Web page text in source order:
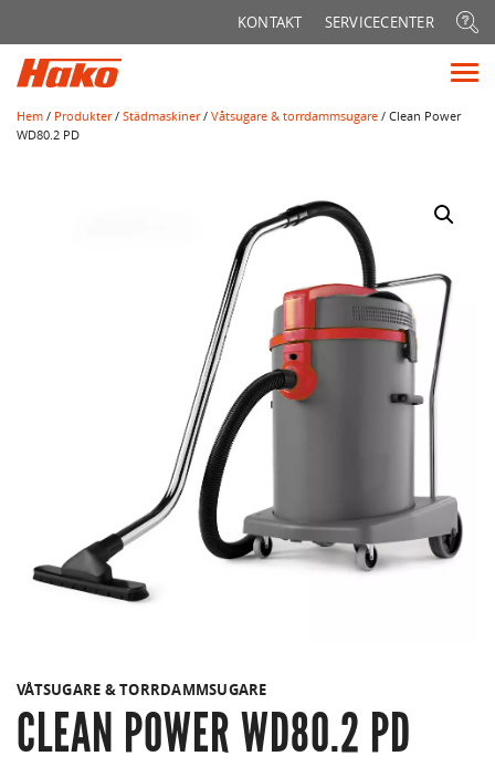
KONTAKT SERVICECENTER
Hem / Produkter/ Städmaskiner/ Våtsugare & torrdammsugare / Clean Power
WD80.2 PD
VÅTSUGARE & TORRDAMMSUGARE
CLEAN POWER WD80.2 PD